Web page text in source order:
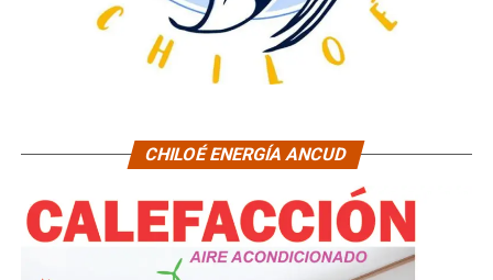
CHILOÉ ENERGÍA ANCUD